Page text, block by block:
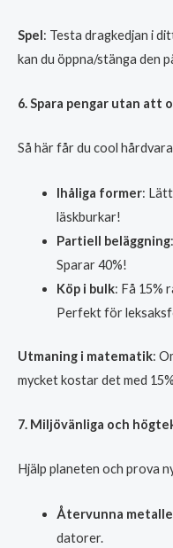
Spel: Testa dragkedjan i
kan du öppna/stänga den
6. Spara pengar utan
Så här får du cool
Ihåliga former: Lätt
läskburkar!
Partiell beläggning
Sparar 40%!
Köp i bulk: Få 15%
Perfekt för
Utmaning i matematik:
mycket kostar det med
7. Miljövänliga och
Hjälp planeten och prova
Återvunna
datorer.